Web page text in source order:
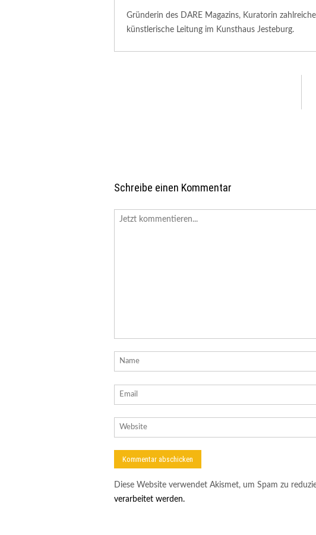
Gründerin des DARE Magazins, Kuratorin
künstlerische Leitung im Kunsthaus Jesteburg.
Schreibe einen Kommentar
Diese Website verwendet Akismet, um Spam zu
verarbeitet werden.